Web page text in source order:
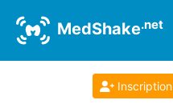
MedShake.net
Inscription